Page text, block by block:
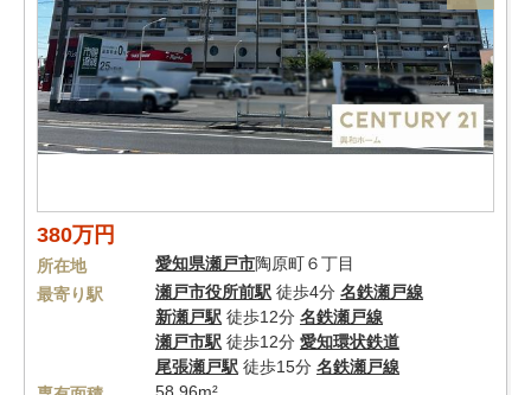
380万円
所在地 愛知県瀬戸市陶原町６丁目
最寄り駅
瀬戸市役所前駅 徒歩4分 名鉄瀬戸線
新瀬戸駅 徒歩12分 名鉄瀬戸線
瀬戸市駅 徒歩12分 愛知環状鉄道
尾張瀬戸駅 徒歩15分 名鉄瀬戸線